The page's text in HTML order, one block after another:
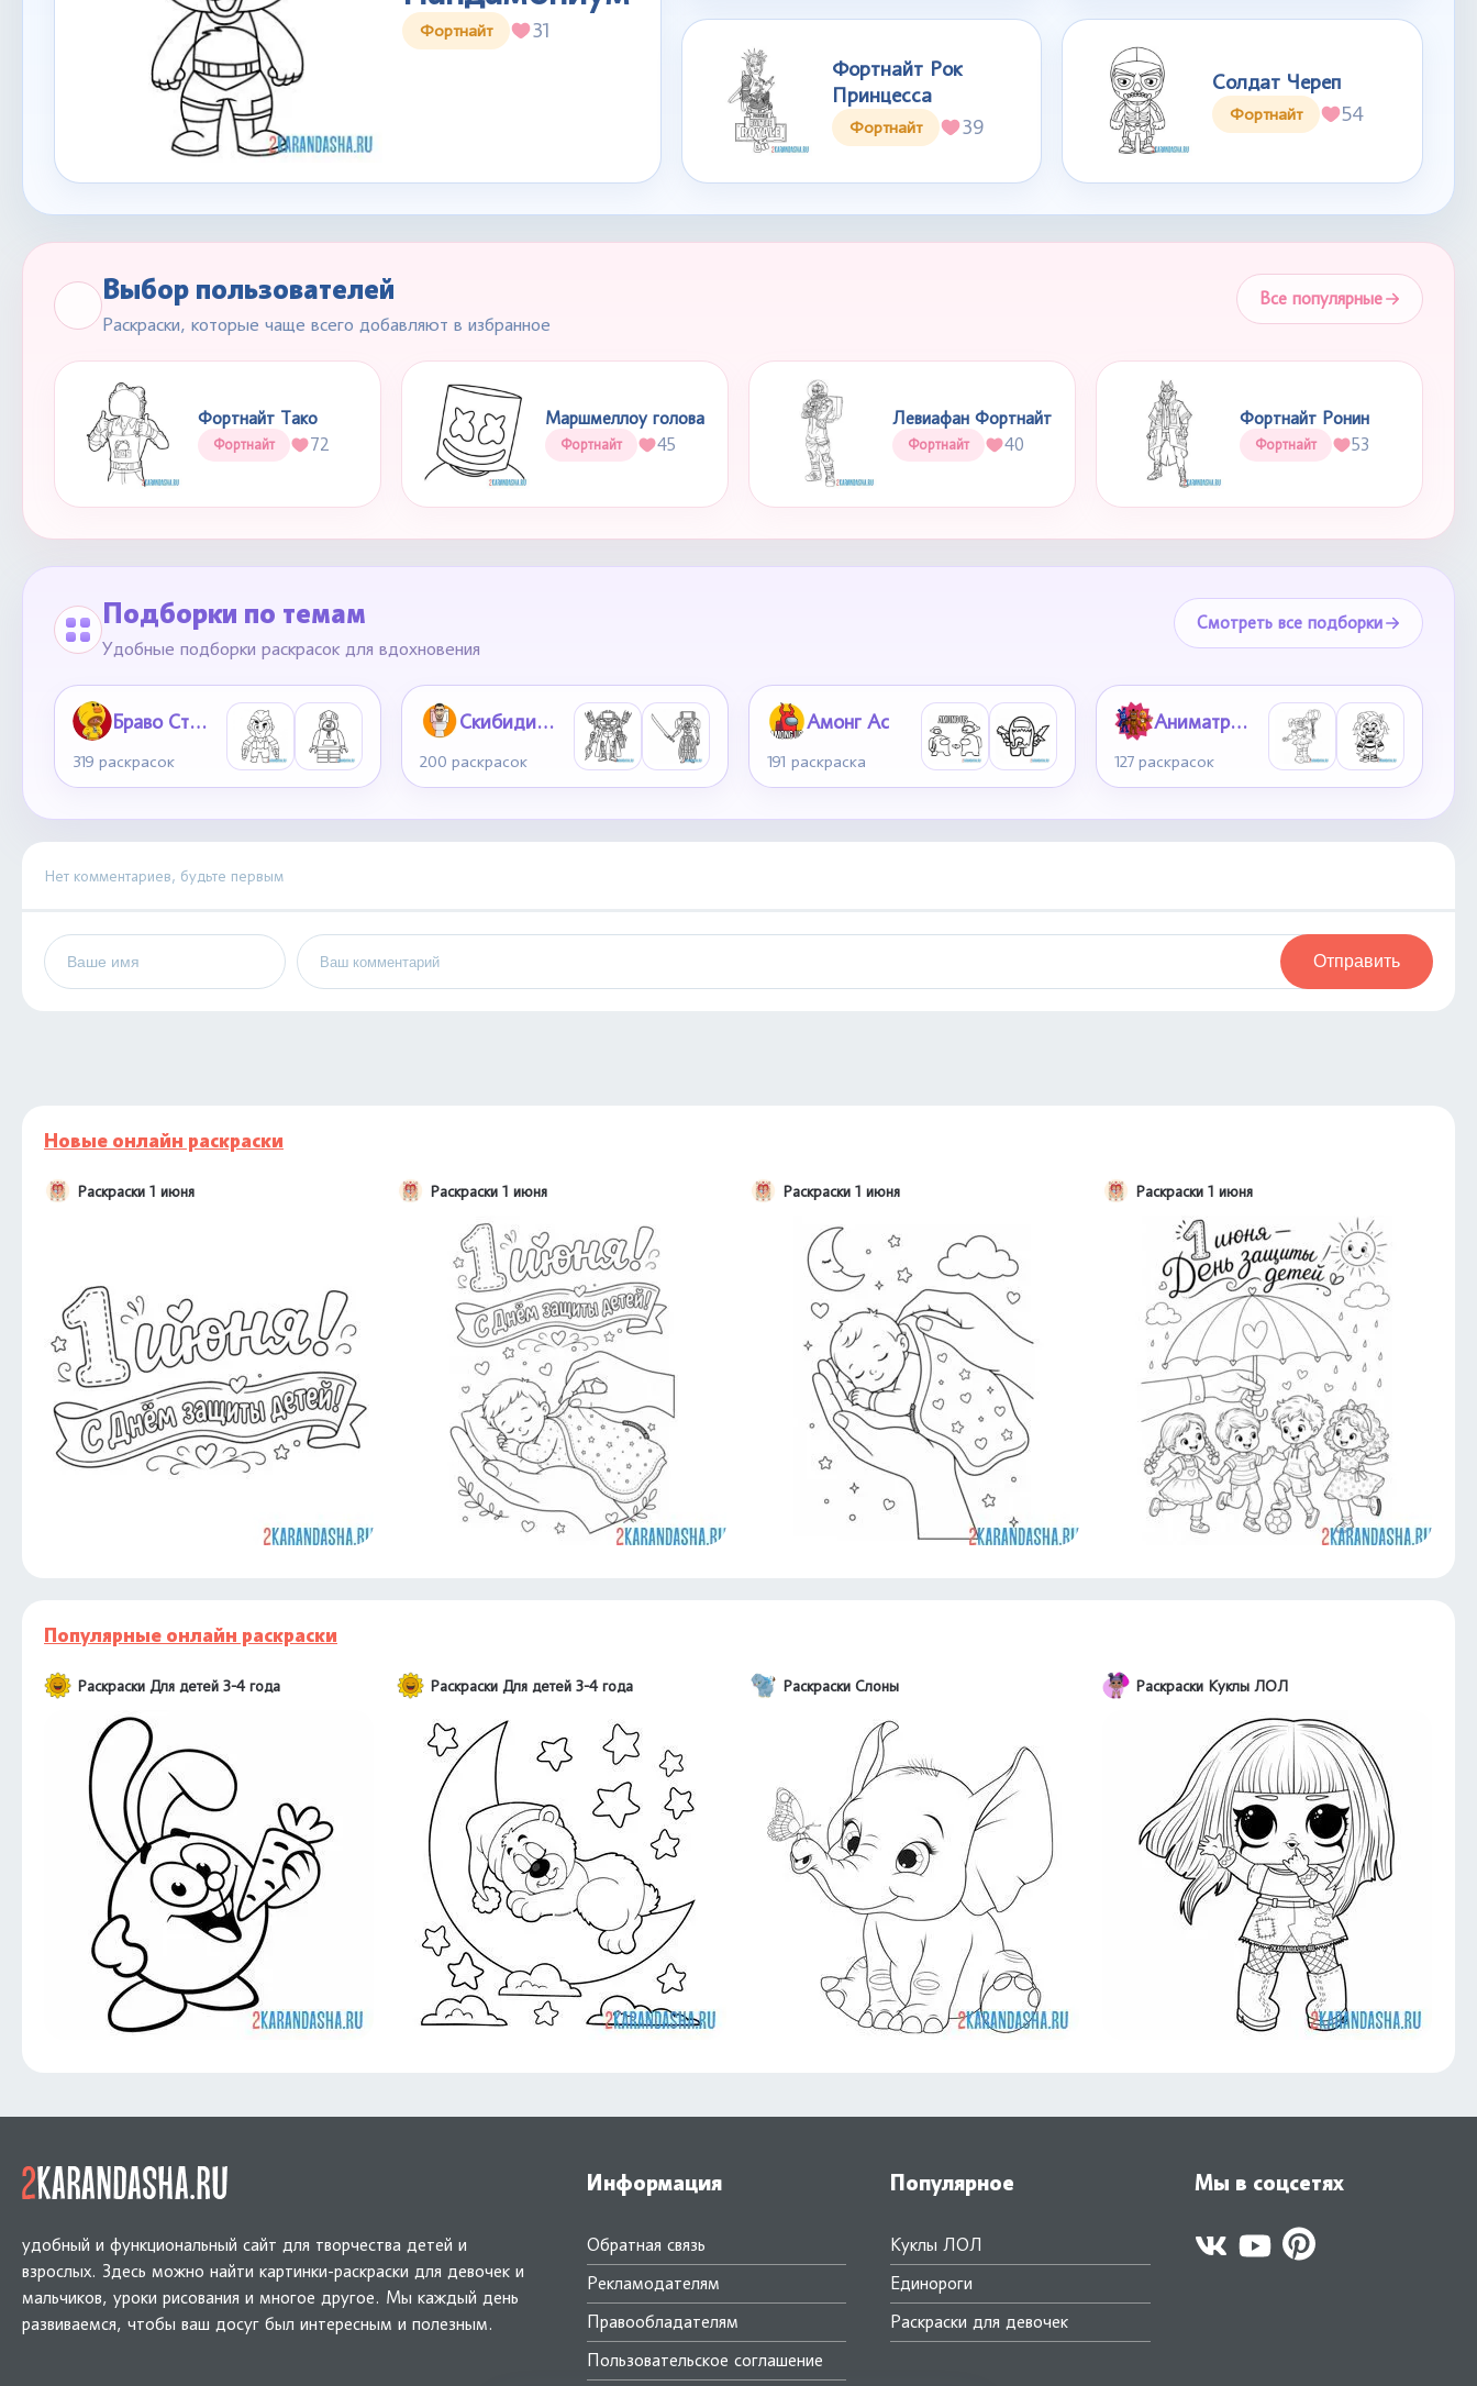
Фортнайт 31
Фортнайт Рок
Принцесса
Фортнайт 39
Солдат Череп
Фортнайт 54
Выбор пользователей
Раскраски, которые чаще всего добавляют в избранное
Все популярные
Фортнайт Тако
Фортнайт 72
Маршмеллоу голова
Фортнайт 45
Левиафан Фортнайт
Фортнайт 40
Фортнайт Ронин
Фортнайт 53
Подборки по темам
Удобные подборки раскрасок для вдохновения
Смотреть все подборки
Браво Старс
319 раскрасок
Скибиди туалет
200 раскрасок
Амонг Ас
191 раскраска
Аниматроники
127 раскрасок
Нет комментариев, будьте первым
Отправить
Новые онлайн раскраски
Раскраски 1 июня Раскраски 1 июня Раскраски 1 июня Раскраски 1 июня
Популярные онлайн раскраски
Раскраски Для детей 3-4 года Раскраски Для детей 3-4 года Раскраски Слоны Раскраски Куклы ЛОЛ
удобный и функциональный сайт для творчества детей и
взрослых. Здесь можно найти картинки-раскраски для девочек и
мальчиков, уроки рисования и многое другое. Мы каждый день
развиваемся, чтобы ваш досуг был интересным и полезным.
Информация
Обратная связь
Рекламодателям
Правообладателям
Пользовательское соглашение
Популярное
Куклы ЛОЛ
Единороги
Раскраски для девочек
Мы в соцсетях